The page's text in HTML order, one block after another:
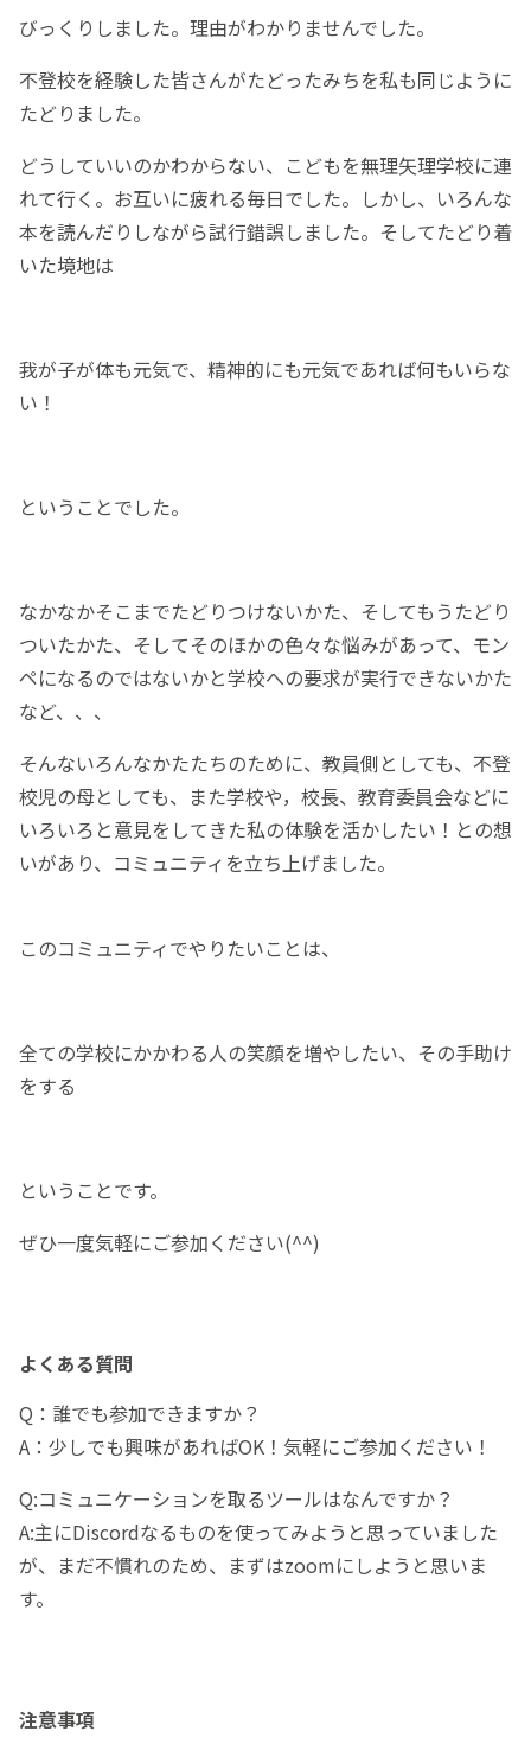
びっくりしました。理由がわかりませんでした。
不登校を経験した皆さんがたどったみちを私も同じように
たどりました。
どうしていいのかわからない、こどもを無理矢理学校に連
れて行く。お互いに疲れる毎日でした。しかし、いろんな
本を読んだりしながら試行錯誤しました。そしてたどり着
いた境地は
我が子が体も元気で、精神的にも元気であれば何もいらな
い！
ということでした。
なかなかそこまでたどりつけないかた、そしてもうたどり
ついたかた、そしてそのほかの色々な悩みがあって、モン
ペになるのではないかと学校への要求が実行できないかた
など、、、
そんないろんなかたたちのために、教員側としても、不登
校児の母としても、また学校や，校長、教育委員会などに
いろいろと意見をしてきた私の体験を活かしたい！との想
いがあり、コミュニティを立ち上げました。
このコミュニティでやりたいことは、
全ての学校にかかわる人の笑顔を増やしたい、その手助け
をする
ということです。
ぜひ一度気軽にご参加ください(^^)
よくある質問
Q：誰でも参加できますか？
A：少しでも興味があればOK！気軽にご参加ください！
Q:コミュニケーションを取るツールはなんですか？
A:主にDiscordなるものを使ってみようと思っていました
が、まだ不慣れのため、まずはzoomにしようと思いま
す。
注意事項